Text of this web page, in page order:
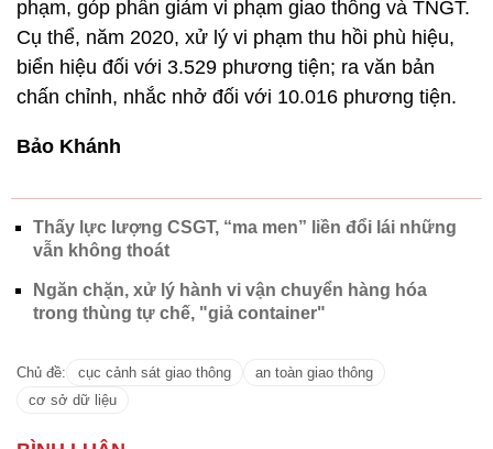
phạm, góp phần giảm vi phạm giao thông và TNGT.
Cụ thể, năm 2020, xử lý vi phạm thu hồi phù hiệu,
biển hiệu đối với 3.529 phương tiện; ra văn bản
chấn chỉnh, nhắc nhở đối với 10.016 phương tiện.
Bảo Khánh
Thấy lực lượng CSGT, “ma men” liền đổi lái những
vẫn không thoát
Ngăn chặn, xử lý hành vi vận chuyển hàng hóa
trong thùng tự chế, "giả container"
Chủ đề: cục cảnh sát giao thông
an toàn giao thông
cơ sở dữ liệu